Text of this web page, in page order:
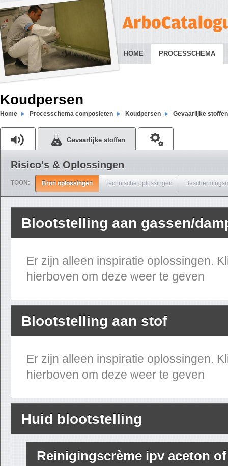
HOME PROCESSCHEMA
Koudpersen
Home Processchema composieten Koudpersen Gevaarlijke stoffen
Gevaarlijke stoffen
Risico's & Oplossingen
TOON: Bron oplossingen Technische oplossingen
Blootstelling aan gassen/
Er zijn alleen inspiratie oplossingen.
hierboven om deze weer te geven
Blootstelling aan stof
Er zijn alleen inspiratie oplossingen.
hierboven om deze weer te geven
Huid blootstelling
Reinigingscrème ipv aceton of